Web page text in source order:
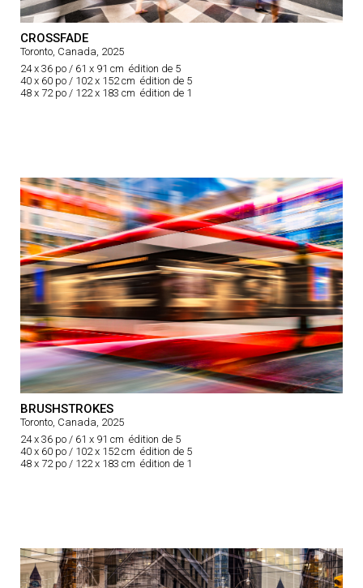
CROSSFADE
Toronto, Canada, 2025
24 x 36 po / 61 x 91 cm édition de 5
40 x 60 po / 102 x 152 cm édition de 5
48 x 72 po / 122 x 183 cm édition de 1
BRUSHSTROKES
Toronto, Canada, 2025
24 x 36 po / 61 x 91 cm édition de 5
40 x 60 po / 102 x 152 cm édition de 5
48 x 72 po / 122 x 183 cm édition de 1